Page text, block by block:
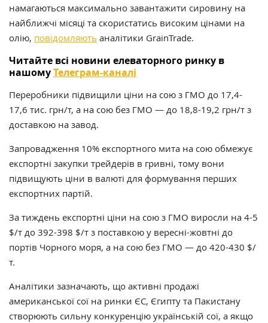
намагаються максимально завантажити сировину на
найближчі місяці та скористатись високим цінами на
олію, повідомляють аналітики GrainTrade.
Читайте всі новини елеваторного ринку в
нашомуТелеграм-каналі
Переробники підвищили ціни на сою з ГМО до 17,4-
17,6 тис. грн/т, а на сою без ГМО — до 18,8-19,2 грн/т з
доставкою на завод.
Запровадження 10% експортного мита на сою обмежує
експортні закупки трейдерів в гривні, тому вони
підвищують ціни в валюті для формування перших
експортних партій.
За тиждень експортні ціни на сою з ГМО виросли на 4-5
$/т до 392-398 $/т з поставкою у вересні-жовтні до
портів Чорного моря, а на сою без ГМО — до 420-430 $/
т.
Аналітики зазначають, що активні продажі
американської сої на ринки ЄС, Єгипту та Пакистану
створюють сильну конкуренцію українській сої, а якщо